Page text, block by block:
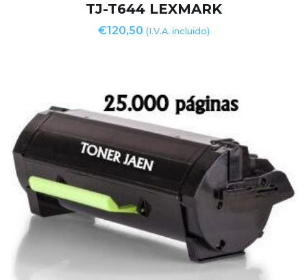
TJ-T644 LEXMARK
€120,50 (I.V.A. incluido)